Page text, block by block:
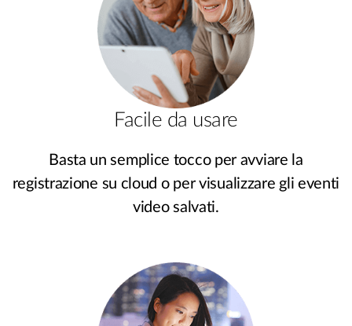
Facile da usare
Basta un semplice tocco per avviare la
registrazione su cloud o per visualizzare gli eventi
video salvati.